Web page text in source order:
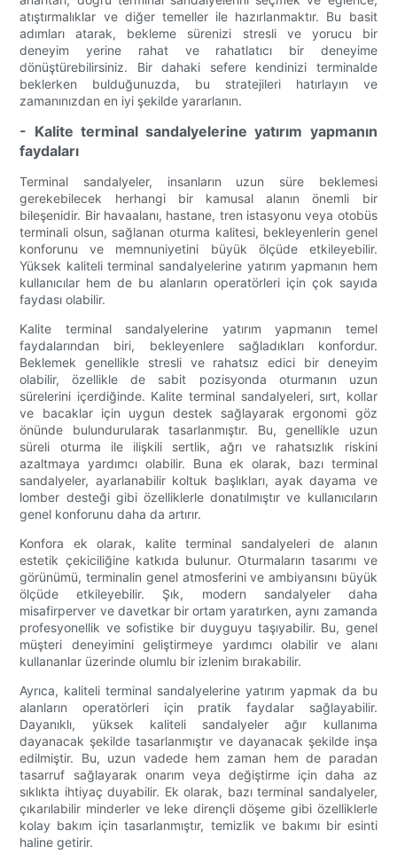
atıştırmalıklar ve diğer temeller ile hazırlanmaktır. Bu basit
adımları atarak, bekleme sürenizi stresli ve yorucu bir
deneyim yerine rahat ve rahatlatıcı bir deneyime
dönüştürebilirsiniz. Bir dahaki sefere kendinizi terminalde
beklerken bulduğunuzda, bu stratejileri hatırlayın ve
zamanınızdan en iyi şekilde yararlanın.
- Kalite terminal sandalyelerine yatırım yapmanın
faydaları
Terminal sandalyeler, insanların uzun süre beklemesi
gerekebilecek herhangi bir kamusal alanın önemli bir
bileşenidir. Bir havaalanı, hastane, tren istasyonu veya otobüs
terminali olsun, sağlanan oturma kalitesi, bekleyenlerin genel
konforunu ve memnuniyetini büyük ölçüde etkileyebilir.
Yüksek kaliteli terminal sandalyelerine yatırım yapmanın hem
kullanıcılar hem de bu alanların operatörleri için çok sayıda
faydası olabilir.
Kalite terminal sandalyelerine yatırım yapmanın temel
faydalarından biri, bekleyenlere sağladıkları konfordur.
Beklemek genellikle stresli ve rahatsız edici bir deneyim
olabilir, özellikle de sabit pozisyonda oturmanın uzun
sürelerini içerdiğinde. Kalite terminal sandalyeleri, sırt, kollar
ve bacaklar için uygun destek sağlayarak ergonomi göz
önünde bulundurularak tasarlanmıştır. Bu, genellikle uzun
süreli oturma ile ilişkili sertlik, ağrı ve rahatsızlık riskini
azaltmaya yardımcı olabilir. Buna ek olarak, bazı terminal
sandalyeler, ayarlanabilir koltuk başlıkları, ayak dayama ve
lomber desteği gibi özelliklerle donatılmıştır ve kullanıcıların
genel konforunu daha da artırır.
Konfora ek olarak, kalite terminal sandalyeleri de alanın
estetik çekiciliğine katkıda bulunur. Oturmaların tasarımı ve
görünümü, terminalin genel atmosferini ve ambiyansını büyük
ölçüde etkileyebilir. Şık, modern sandalyeler daha
misafirperver ve davetkar bir ortam yaratırken, aynı zamanda
profesyonellik ve sofistike bir duyguyu taşıyabilir. Bu, genel
müşteri deneyimini geliştirmeye yardımcı olabilir ve alanı
kullananlar üzerinde olumlu bir izlenim bırakabilir.
Ayrıca, kaliteli terminal sandalyelerine yatırım yapmak da bu
alanların operatörleri için pratik faydalar sağlayabilir.
Dayanıklı, yüksek kaliteli sandalyeler ağır kullanıma
dayanacak şekilde tasarlanmıştır ve dayanacak şekilde inşa
edilmiştir. Bu, uzun vadede hem zaman hem de paradan
tasarruf sağlayarak onarım veya değiştirme için daha az
sıklıkta ihtiyaç duyabilir. Ek olarak, bazı terminal sandalyeler,
çıkarılabilir minderler ve leke dirençli döşeme gibi özelliklerle
kolay bakım için tasarlanmıştır, temizlik ve bakımı bir esinti
haline getirir.